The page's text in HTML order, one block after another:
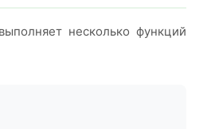
несколько функций